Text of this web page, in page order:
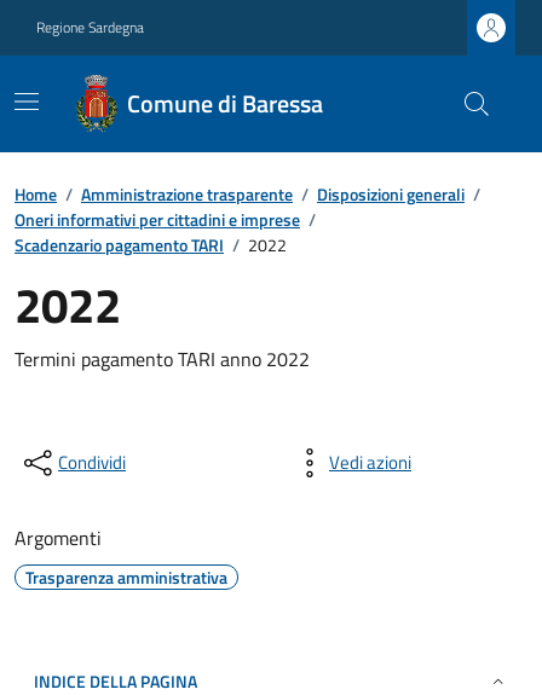
Regione Sardegna
Comune di Baressa
Home / Amministrazione trasparente / Disposizioni generali /
Oneri informativi per cittadini e imprese /
Scadenzario pagamento TARI / 2022
2022
Termini pagamento TARI anno 2022
Condividi Vedi azioni
Argomenti
Trasparenza amministrativa
INDICE DELLA PAGINA